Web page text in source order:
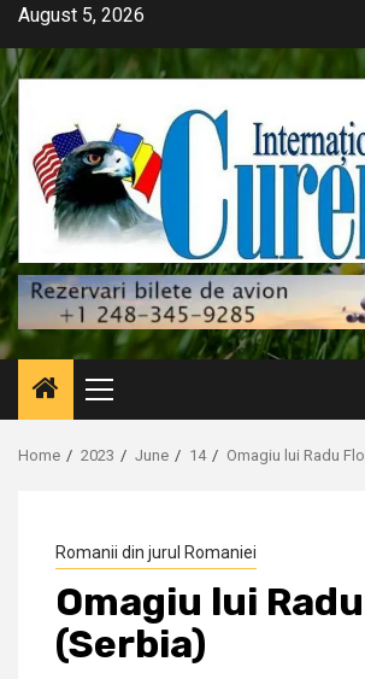
Skip
content
August 5, 2026
Primary
Menu
Home 2023 June 14 Omagiu lui Radu
Romanii din jurul Romaniei
Omagiu lui
(Serbia)